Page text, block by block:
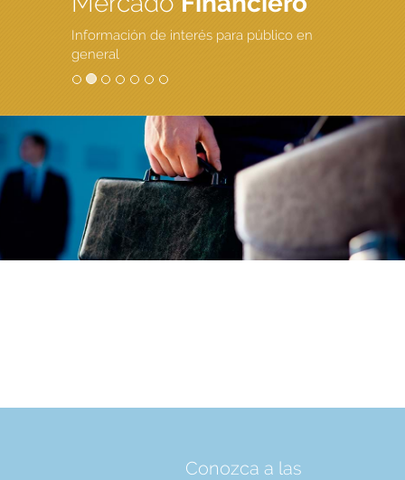
Información de interés para público en
general
Conozca a las